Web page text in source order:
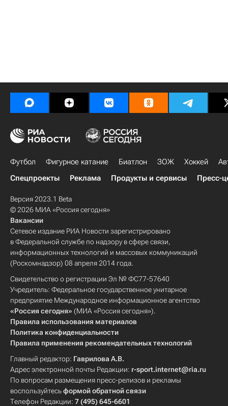
Футбол Фигурное катание Биатлон ЗОЖ Хоккей
Спецпроекты
Реклама Продукты и сервисы Пресс-
Версия 2023.1 Beta
© 2026 МИА «Россия сегодня»
Вакансии
Сетевое издание РИА Новости зарегистрировано
в Федеральной службе по надзору в сфере связи,
информационных технологий и массовых коммуникаций
(Роскомнадзор) 08 апреля 2014 года.
Свидетельство о регистрации Эл № ФС77-57640
Учредитель: Федеральное государственное унитарное
предприятие Международное информационное агентство
«Россия сегодня» (МИА «Россия сегодня»).
Правила использования материалов
Политика конфиденциальности
Правила применения рекомендательных технологий
Главный редактор: Гаврилова А.В.
Адрес электронной почты Редакции: r-sport.internet@ria.ru
По вопросам размещения пресс-релизов и рекламы
воспользуйтесьформой обратной связи
Телефон Редакции: 7 (495) 645-6601